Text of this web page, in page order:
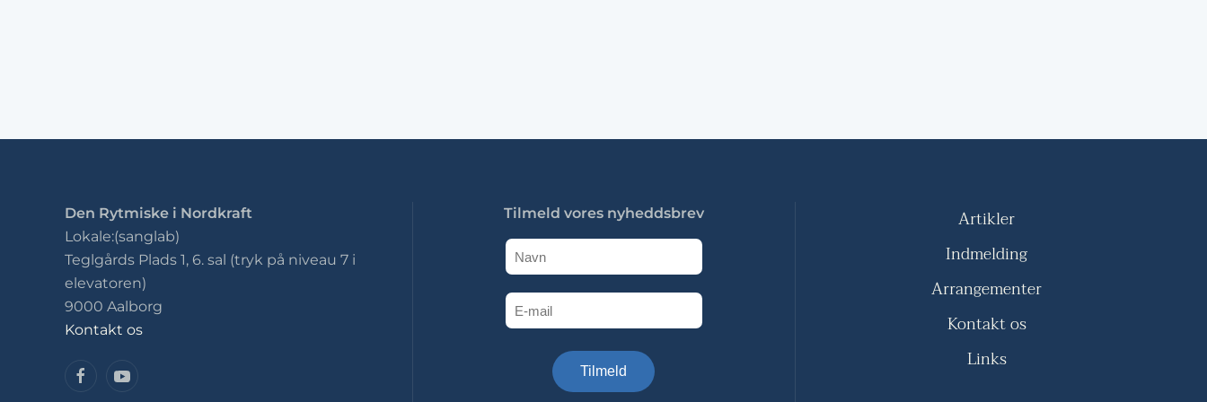
Den Rytmiske i Nordkraft
Lokale:(sanglab)
Teglgårds Plads 1, 6. sal (tryk på niveau 7 i
elevatoren)
9000 Aalborg
Kontakt os
Tilmeld vores nyheddsbrev
Tilmeld
Artikler
Indmelding
Arrangementer
Kontakt os
Links